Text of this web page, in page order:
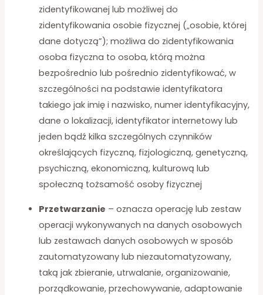
zidentyfikowanej lub możliwej do
zidentyfikowania osobie fizycznej („osobie, której
dane dotyczą”); możliwa do zidentyfikowania
osoba fizyczna to osoba, którą można
bezpośrednio lub pośrednio zidentyfikować, w
szczególności na podstawie identyfikatora
takiego jak imię i nazwisko, numer identyfikacyjny,
dane o lokalizacji, identyfikator internetowy lub
jeden bądź kilka szczególnych czynników
określających fizyczną, fizjologiczną, genetyczną,
psychiczną, ekonomiczną, kulturową lub
społeczną tożsamość osoby fizycznej
Przetwarzanie – oznacza operację lub zestaw
operacji wykonywanych na danych osobowych
lub zestawach danych osobowych w sposób
zautomatyzowany lub niezautomatyzowany,
taką jak zbieranie, utrwalanie, organizowanie,
porządkowanie, przechowywanie, adaptowanie